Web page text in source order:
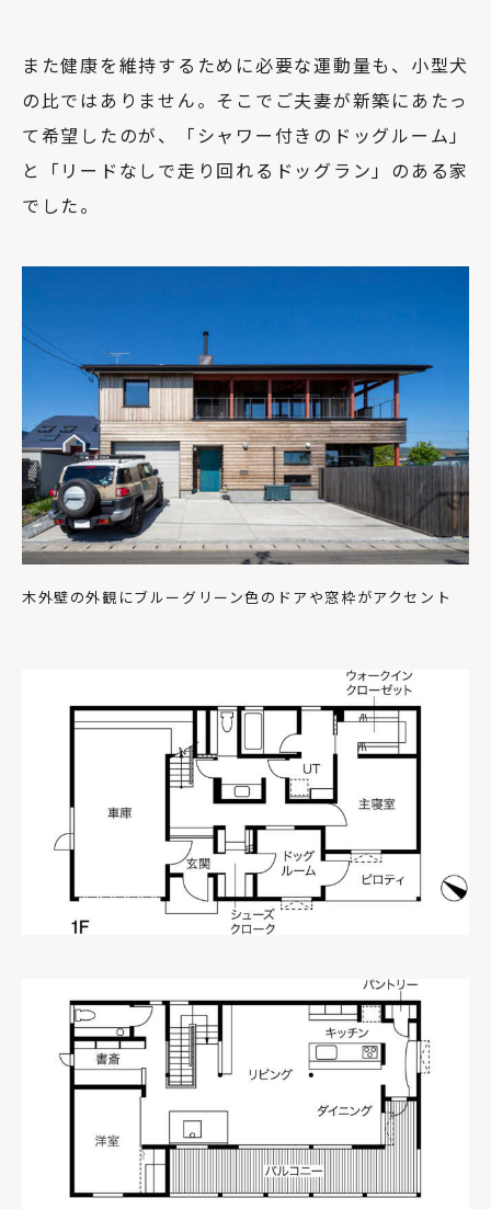
また健康を維持するために必要な運動量も、小型犬
の比ではありません。そこでご夫妻が新築にあたっ
て希望したのが、「シャワー付きのドッグルーム」
と「リードなしで走り回れるドッグラン」のある家
でした。
木外壁の外観にブルーグリーン色のドアや窓枠がアクセント